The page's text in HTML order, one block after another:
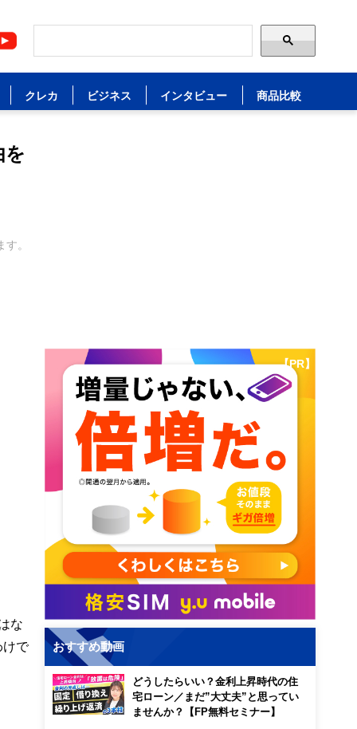
クレカ ビジネス インタビュー 商品比較
を
す。
な
けで
【PR】
おすすめ動画
どうしたらいい？金利上昇時代の住
宅ローン／まだ”大丈夫”と思ってい
ませんか？【FP無料セミナー】